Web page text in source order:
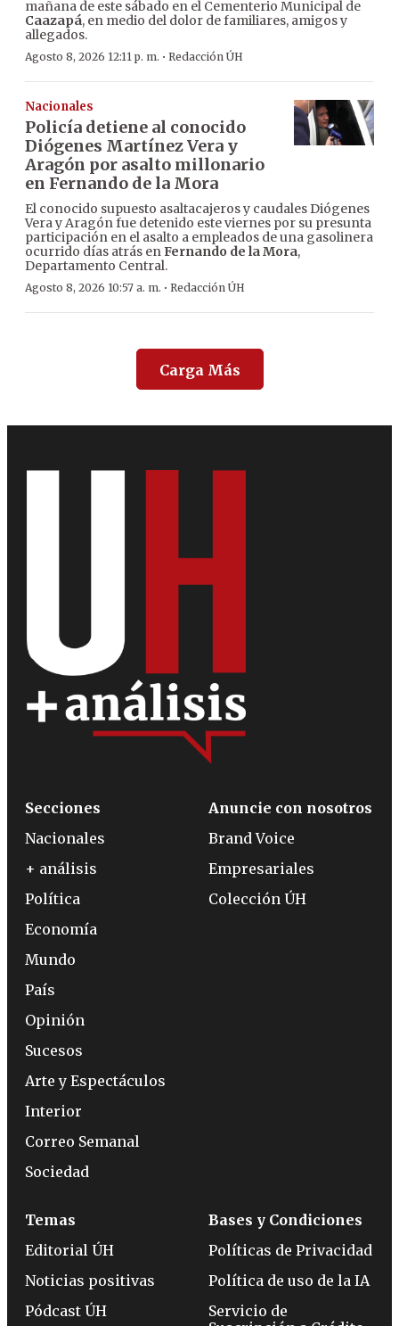
mañana de este sábado en el Cementerio Municipal de
Caazapá, en medio del dolor de familiares, amigos y
allegados.
Agosto 8, 2026 12:11 p. m. · Redacción ÚH
Nacionales
Policía detiene al conocido
Diógenes Martínez Vera y
Aragón por asalto millonario
en Fernando de la Mora
El conocido supuesto asaltacajeros y caudales Diógenes
Vera y Aragón fue detenido este viernes por su presunta
participación en el asalto a empleados de una gasolinera
ocurrido días atrás enFernando de la Mora,
Departamento Central.
Agosto 8, 2026 10:57 a. m. · Redacción ÚH
Carga Más
Secciones
Nacionales
+ análisis
Política
Economía
Mundo
País
Opinión
Sucesos
Arte y Espectáculos
Interior
Correo Semanal
Sociedad
Anuncie con nosotros
Brand Voice
Empresariales
Colección ÚH
Temas
Editorial ÚH
Noticias positivas
Pódcast ÚH
Bases y Condiciones
Políticas de Privacidad
Política de uso de la IA
Servicio de